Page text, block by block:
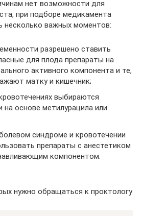
нет возможности для
при подборе медикамента
несколько важных моментов:
разрешено ставить
для плода препараты на
активного компонента и те,
матку и кишечник;
выбираются
на основе метилурацила или
синдроме и кровотечении
препараты с анестетиком
компонентом.
нужно обращаться к проктологу